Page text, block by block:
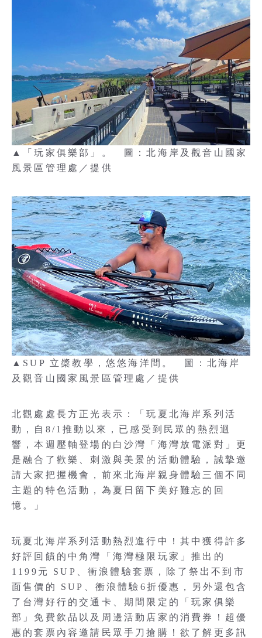
▲「玩家俱樂部」。 圖：北海岸及觀音山國家
風景區管理處／提供
▲SUP 立槳教學，悠悠海洋間。 圖：北海岸
及觀音山國家風景區管理處／提供
北觀處處長方正光表示：「玩夏北海岸系列活
動，自8/1推動以來，已感受到民眾的熱烈迴
響，本週壓軸登場的白沙灣「海灣放電派對」更
是融合了歡樂、刺激與美景的活動體驗，誠摯邀
請大家把握機會，前來北海岸親身體驗三個不同
主題的特色活動，為夏日留下美好難忘的回
憶。」
玩夏北海岸系列活動熱烈進行中！其中獲得許多
好評回饋的中角灣「海灣極限玩家」推出的
1199元 SUP、衝浪體驗套票，除了祭出不到市
面售價的 SUP、衝浪體驗6折優惠，另外還包含
了台灣好行的交通卡、期間限定的「玩家俱樂
部」免費飲品以及周邊活動店家的消費券！超優
惠的套票內容邀請民眾手刀搶購！欲了解更多訊